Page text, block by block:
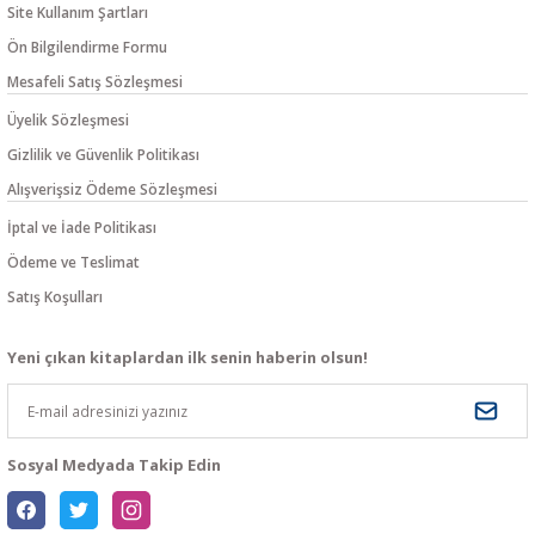
Site Kullanım Şartları
Ön Bilgilendirme Formu
Mesafeli Satış Sözleşmesi
Üyelik Sözleşmesi
Gizlilik ve Güvenlik Politikası
Alışverişsiz Ödeme Sözleşmesi
İptal ve İade Politikası
Ödeme ve Teslimat
Satış Koşulları
Yeni çıkan kitaplardan ilk senin haberin olsun!
Sosyal Medyada Takip Edin